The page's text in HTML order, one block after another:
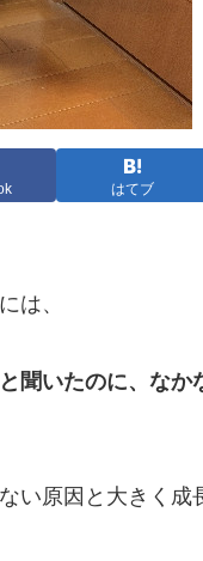
はてブ
は、
聞いたのに、な
い原因と大きく